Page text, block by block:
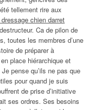
tellement rire aux
chien darret
Ca de pilon de
toutes les membres d’une
de préparer à
place hiérarchique et
pense qu’ils ne pas que
pour quand je suis
de prise d’initiative
ses ordres. Ses besoins